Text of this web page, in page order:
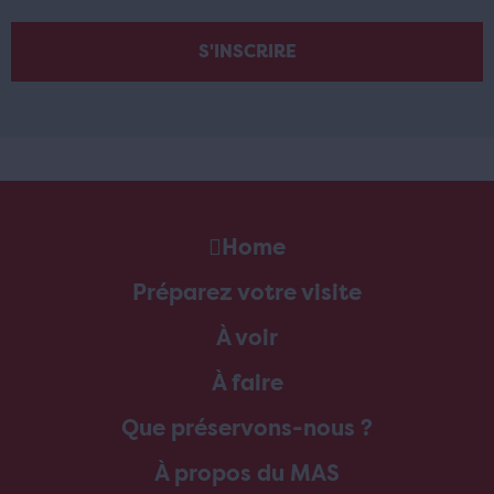
Home
Préparez votre visite
À voir
À faire
Que préservons-nous ?
À propos du MAS